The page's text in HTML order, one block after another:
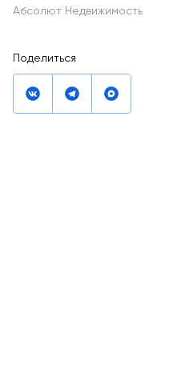
Абсолют Недвижимость
Поделиться